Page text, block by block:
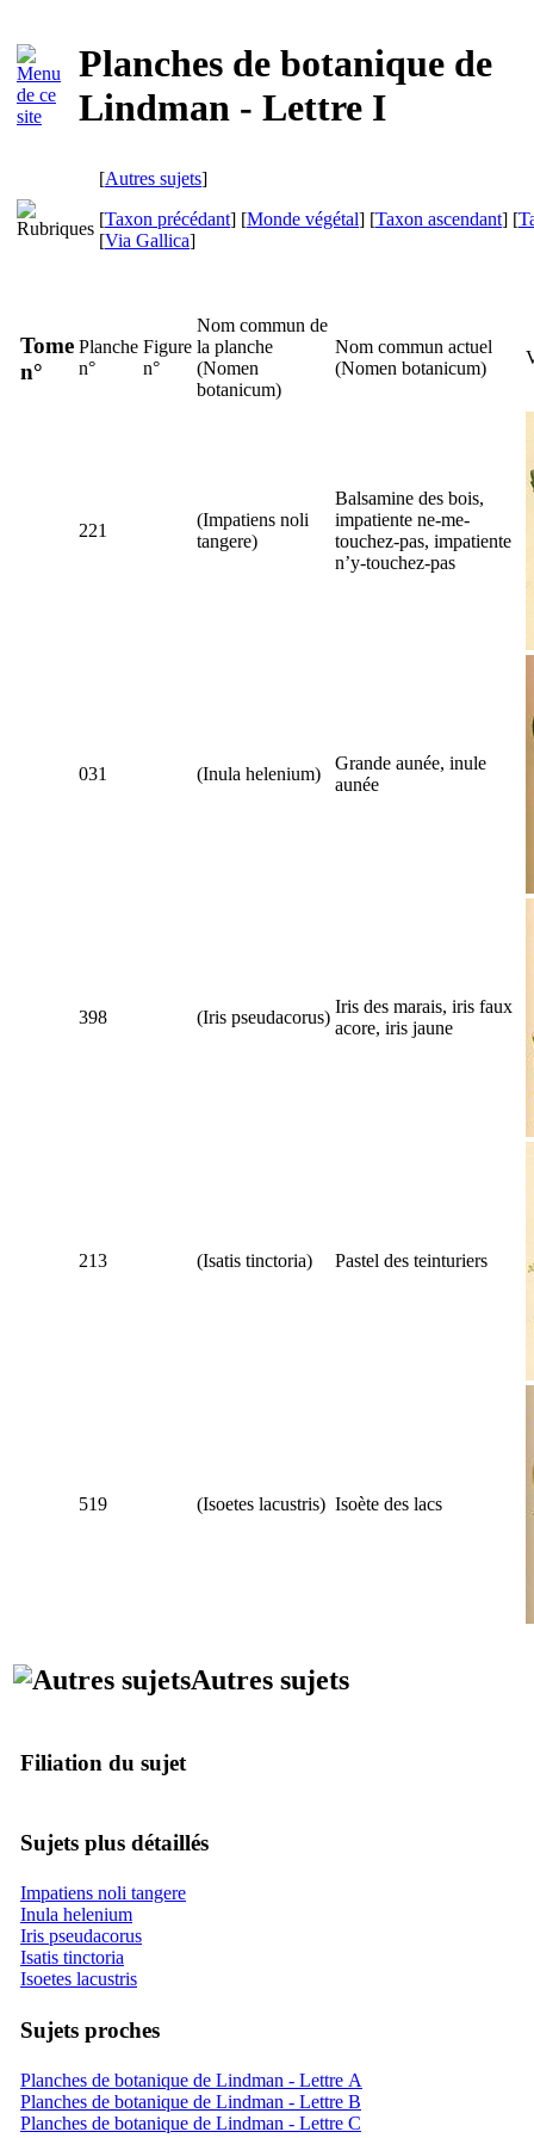
Planches de botanique de
Lindman - Lettre I
[Autres sujets]
[Taxon précédant] [Monde végétal] [Taxon ascendant] [
[Via Gallica]
Tome
n°
Planche
n°
Figure
n°
Nom commun de
la planche
(Nomen
botanicum)
Nom commun actuel
(Nomen botanicum)
221
(Impatiens noli
tangere)
Balsamine des bois,
impatiente ne-me-
touchez-pas, impatiente
n’y-touchez-pas
031 (Inula helenium)
Grande aunée, inule
aunée
398 (Iris pseudacorus)
Iris des marais, iris faux
acore, iris jaune
213 (Isatis tinctoria) Pastel des teinturiers
519 (Isoetes lacustris) Isoète des lacs
Autres sujets
Filiation du sujet
Sujets plus détaillés
Impatiens noli tangere
Inula helenium
Iris pseudacorus
Isatis tinctoria
Isoetes lacustris
Sujets proches
Planches de botanique de Lindman - Lettre A
Planches de botanique de Lindman - Lettre B
Planches de botanique de Lindman - Lettre C